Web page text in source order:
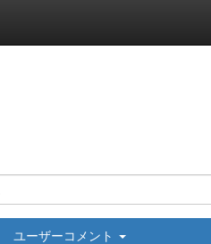
ユーザーコメント